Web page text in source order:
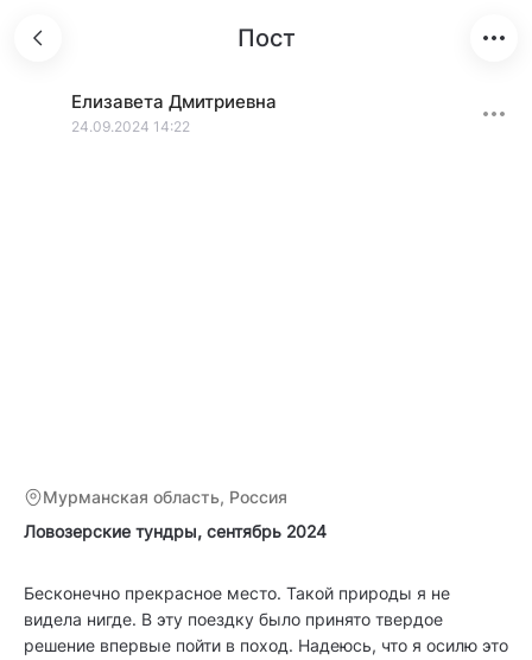
Пост
Елизавета Дмитриевна
24.09.2024 14:22
Мурманская область, Россия
Ловозерские тундры, сентябрь 2024
Бесконечно прекрасное место. Такой природы я не
видела нигде. В эту поездку было принято твердое
решение впервые пойти в поход. Надеюсь, что я осилю это